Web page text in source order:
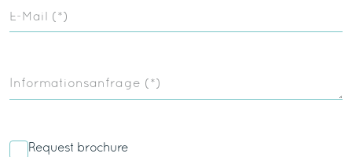
E-Mail (*)
Informationsanfrage (*)
Request brochure